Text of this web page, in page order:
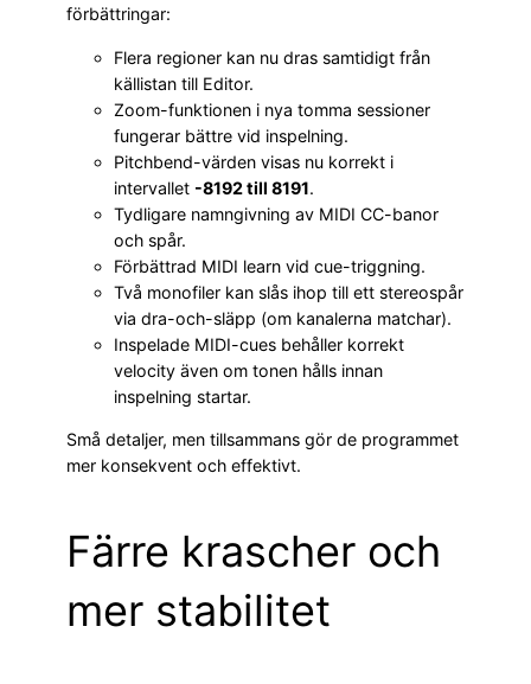
förbättringar:
Flera regioner kan nu dras samtidigt från
källistan till Editor.
Zoom-funktionen i nya tomma sessioner
fungerar bättre vid inspelning.
Pitchbend-värden visas nu korrekt i
intervallet -8192 till 8191.
Tydligare namngivning av MIDI CC-banor
och spår.
Förbättrad MIDI learn vid cue-triggning.
Två monofiler kan slås ihop till ett stereospår
via dra-och-släpp (om kanalerna matchar).
Inspelade MIDI-cues behåller korrekt
velocity även om tonen hålls innan
inspelning startar.
Små detaljer, men tillsammans gör de programmet
mer konsekvent och effektivt.
Färre krascher och
mer stabilitet